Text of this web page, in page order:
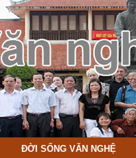
ĐỜI SỐNG VĂN NGHỆ